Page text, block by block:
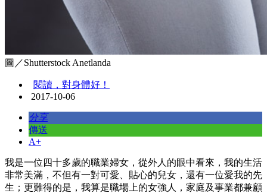
圖／Shutterstock Anetlanda
閱讀，對身體好！
2017-10-06
分享
傳送
A+
我是一位四十多歲的職業婦女，從外人的眼中看來，我的生活
非常美滿，不但有一對可愛、貼心的兒女，還有一位愛我的先
生；更難得的是，我算是職場上的女強人，家庭及事業都兼顧